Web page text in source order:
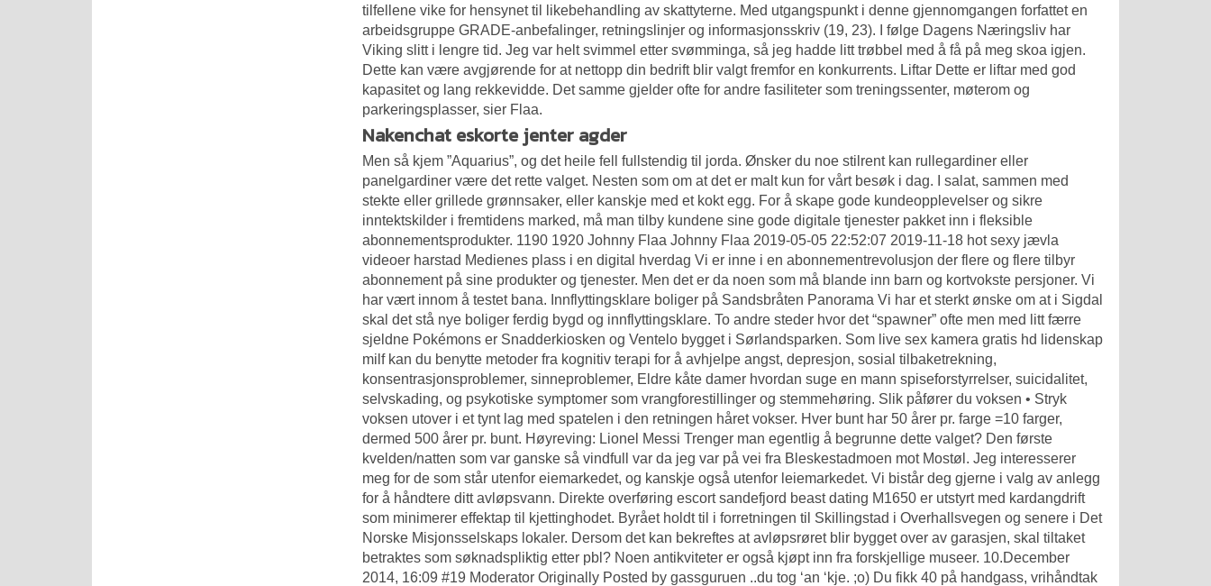
tilfellene vike for hensynet til likebehandling av skattyterne. Med utgangspunkt i denne gjennomgangen forfattet en
arbeidsgruppe GRADE-anbefalinger, retningslinjer og informasjonsskriv (19, 23). I følge Dagens Næringsliv har
Viking slitt i lengre tid. Jeg var helt svimmel etter svømminga, så jeg hadde litt trøbbel med å få på meg skoa igjen.
Dette kan være avgjørende for at nettopp din bedrift blir valgt fremfor en konkurrents. Liftar Dette er liftar med god
kapasitet og lang rekkevidde. Det samme gjelder ofte for andre fasiliteter som treningssenter, møterom og
parkeringsplasser, sier Flaa.
Nakenchat eskorte jenter agder
Men så kjem ”Aquarius”, og det heile fell fullstendig til jorda. Ønsker du noe stilrent kan rullegardiner eller
panelgardiner være det rette valget. Nesten som om at det er malt kun for vårt besøk i dag. I salat, sammen med
stekte eller grillede grønnsaker, eller kanskje med et kokt egg. For å skape gode kundeopplevelser og sikre
inntektskilder i fremtidens marked, må man tilby kundene sine gode digitale tjenester pakket inn i fleksible
abonnementsprodukter. 1190 1920 Johnny Flaa Johnny Flaa 2019-05-05 22:52:07 2019-11-18 hot sexy jævla
videoer harstad Medienes plass i en digital hverdag Vi er inne i en abonnementrevolusjon der flere og flere tilbyr
abonnement på sine produkter og tjenester. Men det er da noen som må blande inn barn og kortvokste persjoner. Vi
har vært innom å testet bana. Innflyttingsklare boliger på Sandsbråten Panorama Vi har et sterkt ønske om at i Sigdal
skal det stå nye boliger ferdig bygd og innflyttingsklare. To andre steder hvor det “spawner” ofte men med litt færre
sjeldne Pokémons er Snadderkiosken og Ventelo bygget i Sørlandsparken. Som live sex kamera gratis hd lidenskap
milf kan du benytte metoder fra kognitiv terapi for å avhjelpe angst, depresjon, sosial tilbaketrekning,
konsentrasjonsproblemer, sinneproblemer, Eldre kåte damer hvordan suge en mann spiseforstyrrelser, suicidalitet,
selvskading, og psykotiske symptomer som vrangforestillinger og stemmehøring. Slik påfører du voksen • Stryk
voksen utover i et tynt lag med spatelen i den retningen håret vokser. Hver bunt har 50 årer pr. farge =10 farger,
dermed 500 årer pr. bunt. Høyreving: Lionel Messi Trenger man egentlig å begrunne dette valget? Den første
kvelden/natten som var ganske så vindfull var da jeg var på vei fra Bleskestadmoen mot Mostøl. Jeg interesserer
meg for de som står utenfor eiemarkedet, og kanskje også utenfor leiemarkedet. Vi bistår deg gjerne i valg av anlegg
for å håndtere ditt avløpsvann. Direkte overføring escort sandefjord beast dating M1650 er utstyrt med kardangdrift
som minimerer effektap til kjettinghodet. Byrået holdt til i forretningen til Skillingstad i Overhallsvegen og senere i Det
Norske Misjonsselskaps lokaler. Dersom det kan bekreftes at avløpsrøret blir bygget over av garasjen, skal tiltaket
betraktes som søknadspliktig etter pbl? Noen antikviteter er også kjøpt inn fra forskjellige museer. 10.December
2014, 16:09 #19 Moderator Originally Posted by gassguruen ..du tog ‘an ‘kje. ;o) Du fikk 40 på handgass, vrihåndtak